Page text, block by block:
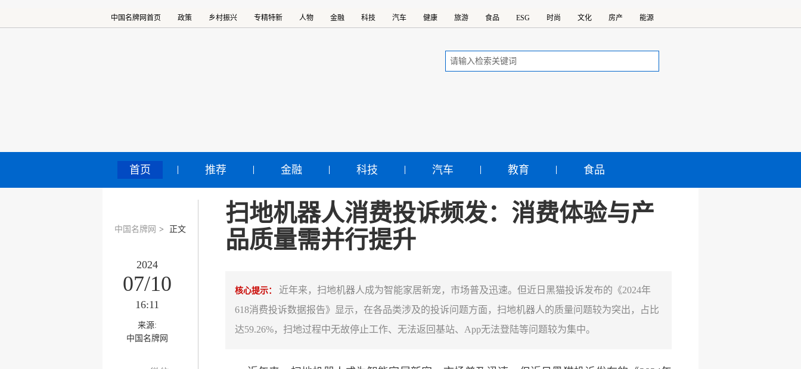
中国名牌网首页 政策 乡村振兴 专精特新 人物 金融 科技 汽车 健康 旅游 食品 ESG 时尚 文化 房产 能源
首页 推荐 金融 科技 汽车 教育 食品
中国名牌网 > 正文
2024
07/10
16:11
来源:
中国名牌网
扫地机器人消费投诉频发：消费体验与产
品质量需并行提升
核心提示： 近年来，扫地机器人成为智能家居新宠，市场普及迅速。但近日黑猫投诉发布的《2024年
618消费投诉数据报告》显示，在各品类涉及的投诉问题方面，扫地机器人的质量问题较为突出，占比
达59.26%，扫地过程中无故停止工作、无法返回基站、App无法登陆等问题较为集中。